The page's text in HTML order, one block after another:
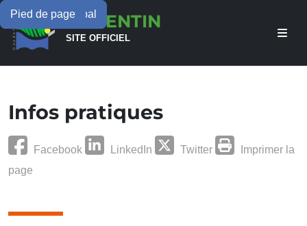
Menu principal
Contenu principal
Pied de pageLAMENTIN
SITE OFFICIEL
Infos pratiques
Facebook LinkedIn Twitter
Imprimer la
page